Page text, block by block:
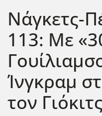
Νάγκετς-
113: Με
Ίνγκραμ
τον Γιόκιτς